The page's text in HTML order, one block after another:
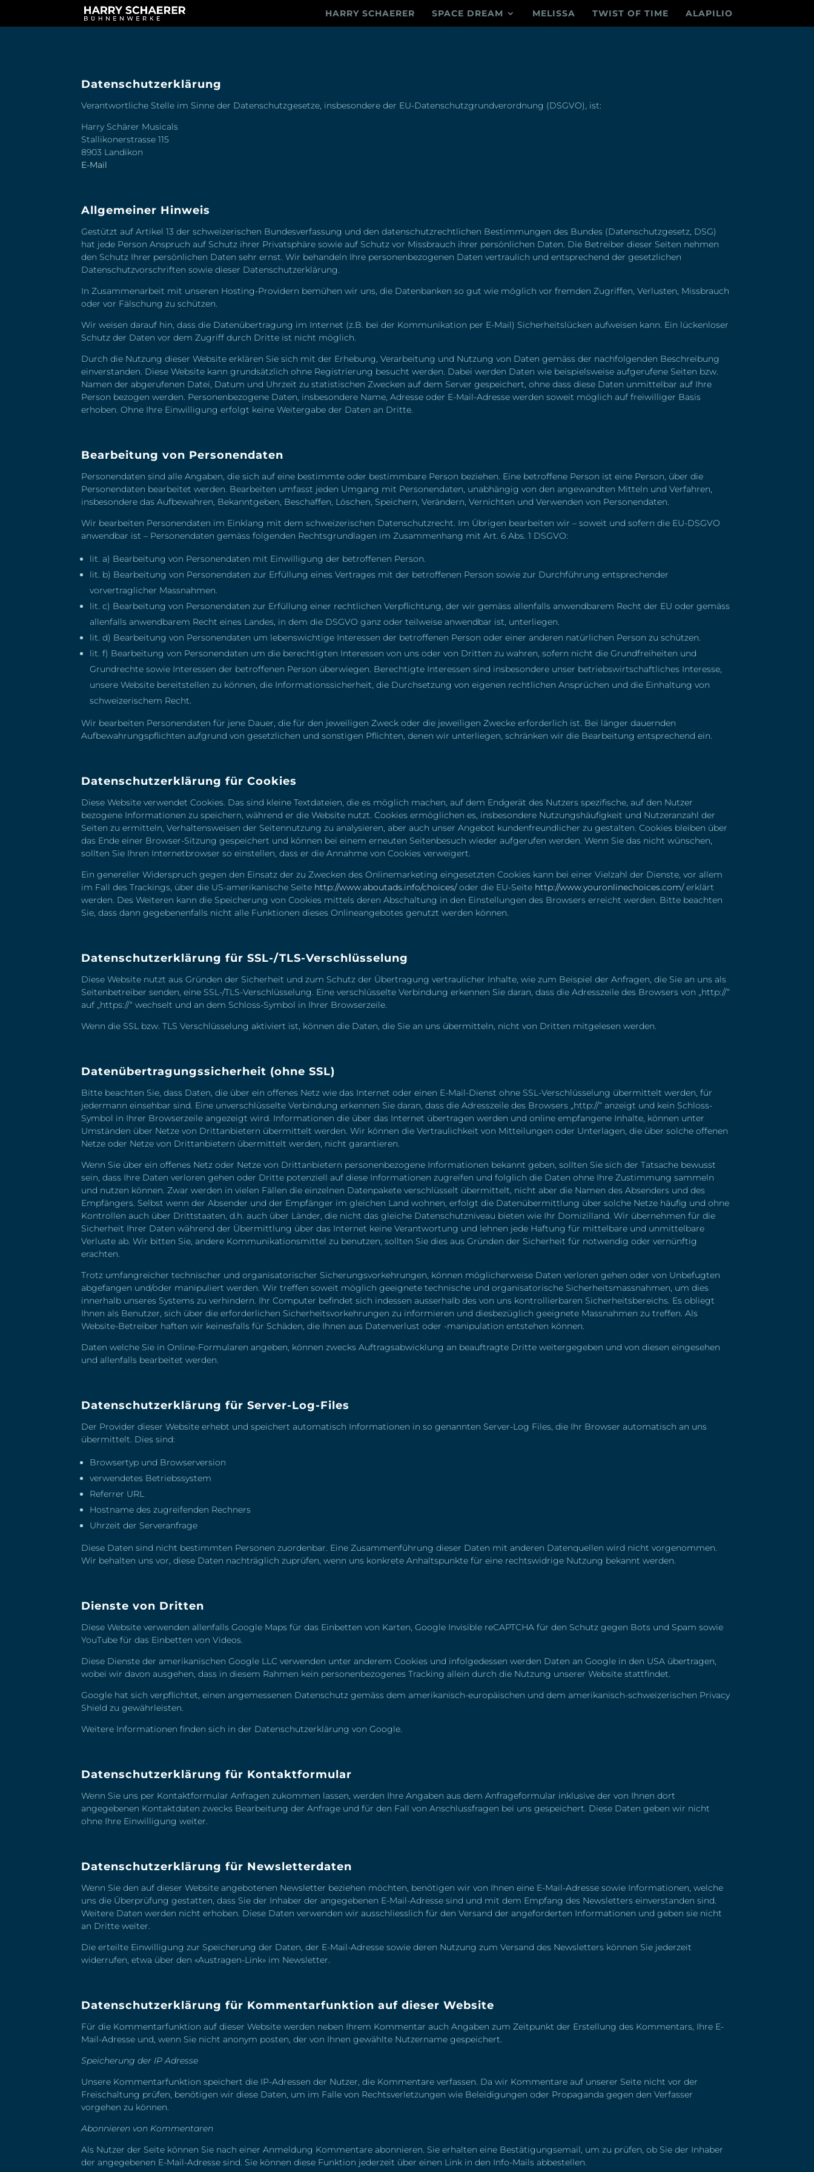
HARRY SCHAERER SPACE DREAM MELISSA TWIST OF TIME ALAPILIO
Datenschutzerklärung
Verantwortliche Stelle im Sinne der Datenschutzgesetze, insbesondere der EU-Datenschutzgrundverordnung (DSGVO), ist:
Harry Schärer Musicals
Stallikonerstrasse 115
8903 Landikon
E-Mail
Allgemeiner Hinweis
Gestützt auf Artikel 13 der schweizerischen Bundesverfassung und den datenschutzrechtlichen Bestimmungen des Bundes (Datenschutzgesetz, DSG)
hat jede Person Anspruch auf Schutz ihrer Privatsphäre sowie auf Schutz vor Missbrauch ihrer persönlichen Daten. Die Betreiber dieser Seiten nehmen
den Schutz Ihrer persönlichen Daten sehr ernst. Wir behandeln Ihre personenbezogenen Daten vertraulich und entsprechend der gesetzlichen
Datenschutzvorschriften sowie dieser Datenschutzerklärung.
In Zusammenarbeit mit unseren Hosting-Providern bemühen wir uns, die Datenbanken so gut wie möglich vor fremden Zugriffen, Verlusten, Missbrauch
oder vor Fälschung zu schützen.
Wir weisen darauf hin, dass die Datenübertragung im Internet (z.B. bei der Kommunikation per E-Mail) Sicherheitslücken aufweisen kann. Ein lückenloser
Schutz der Daten vor dem Zugriff durch Dritte ist nicht möglich.
Durch die Nutzung dieser Website erklären Sie sich mit der Erhebung, Verarbeitung und Nutzung von Daten gemäss der nachfolgenden Beschreibung
einverstanden. Diese Website kann grundsätzlich ohne Registrierung besucht werden. Dabei werden Daten wie beispielsweise aufgerufene Seiten bzw.
Namen der abgerufenen Datei, Datum und Uhrzeit zu statistischen Zwecken auf dem Server gespeichert, ohne dass diese Daten unmittelbar auf Ihre
Person bezogen werden. Personenbezogene Daten, insbesondere Name, Adresse oder E-Mail-Adresse werden soweit möglich auf freiwilliger Basis
erhoben. Ohne Ihre Einwilligung erfolgt keine Weitergabe der Daten an Dritte.
Bearbeitung von Personendaten
Personendaten sind alle Angaben, die sich auf eine bestimmte oder bestimmbare Person beziehen. Eine betroffene Person ist eine Person, über die
Personendaten bearbeitet werden. Bearbeiten umfasst jeden Umgang mit Personendaten, unabhängig von den angewandten Mitteln und Verfahren,
insbesondere das Aufbewahren, Bekanntgeben, Beschaffen, Löschen, Speichern, Verändern, Vernichten und Verwenden von Personendaten.
Wir bearbeiten Personendaten im Einklang mit dem schweizerischen Datenschutzrecht. Im Übrigen bearbeiten wir – soweit und sofern die EU-DSGVO
anwendbar ist – Personendaten gemäss folgenden Rechtsgrundlagen im Zusammenhang mit Art. 6 Abs. 1 DSGVO:
lit. a) Bearbeitung von Personendaten mit Einwilligung der betroffenen Person.
lit. b) Bearbeitung von Personendaten zur Erfüllung eines Vertrages mit der betroffenen Person sowie zur Durchführung entsprechender
vorvertraglicher Massnahmen.
lit. c) Bearbeitung von Personendaten zur Erfüllung einer rechtlichen Verpflichtung, der wir gemäss allenfalls anwendbarem Recht der EU oder gemäss
allenfalls anwendbarem Recht eines Landes, in dem die DSGVO ganz oder teilweise anwendbar ist, unterliegen.
lit. d) Bearbeitung von Personendaten um lebenswichtige Interessen der betroffenen Person oder einer anderen natürlichen Person zu schützen.
lit. f) Bearbeitung von Personendaten um die berechtigten Interessen von uns oder von Dritten zu wahren, sofern nicht die Grundfreiheiten und
Grundrechte sowie Interessen der betroffenen Person überwiegen. Berechtigte Interessen sind insbesondere unser betriebswirtschaftliches Interesse,
unsere Website bereitstellen zu können, die Informationssicherheit, die Durchsetzung von eigenen rechtlichen Ansprüchen und die Einhaltung von
schweizerischem Recht.
Wir bearbeiten Personendaten für jene Dauer, die für den jeweiligen Zweck oder die jeweiligen Zwecke erforderlich ist. Bei länger dauernden
Aufbewahrungspflichten aufgrund von gesetzlichen und sonstigen Pflichten, denen wir unterliegen, schränken wir die Bearbeitung entsprechend ein.
Datenschutzerklärung für Cookies
Diese Website verwendet Cookies. Das sind kleine Textdateien, die es möglich machen, auf dem Endgerät des Nutzers spezifische, auf den Nutzer
bezogene Informationen zu speichern, während er die Website nutzt. Cookies ermöglichen es, insbesondere Nutzungshäufigkeit und Nutzeranzahl der
Seiten zu ermitteln, Verhaltensweisen der Seitennutzung zu analysieren, aber auch unser Angebot kundenfreundlicher zu gestalten.Cookies bleiben über
das Ende einer Browser-Sitzung gespeichert und können bei einem erneuten Seitenbesuch wieder aufgerufen werden. Wenn Sie das nicht wünschen,
sollten Sie Ihren Internetbrowser so einstellen, dass er die Annahme von Cookies verweigert.
Ein genereller Widerspruch gegen den Einsatz der zu Zwecken des Onlinemarketing eingesetzten Cookies kann bei einer Vielzahl der Dienste, vor allem
im Fall des Trackings, über die US-amerikanische Seite http://www.aboutads.info/choices/oder die EU-Seite http://www.youronlinechoices.com/erklärt
werden. Des Weiteren kann die Speicherung von Cookies mittels deren Abschaltung in den Einstellungen des Browsers erreicht werden. Bitte beachten
Sie, dass dann gegebenenfalls nicht alle Funktionen dieses Onlineangebotes genutzt werden können.
Datenschutzerklärung für SSL-/TLS-Verschlüsselung
Diese Website nutzt aus Gründen der Sicherheit und zum Schutz der Übertragung vertraulicher Inhalte, wie zum Beispiel der Anfragen, die Sie an uns als
Seitenbetreiber senden, eine SSL-/TLS-Verschlüsselung. Eine verschlüsselte Verbindung erkennen Sie daran, dass die Adresszeile des Browsers von „http://“
auf „https://“ wechselt und an dem Schloss-Symbol in Ihrer Browserzeile.
Wenn die SSL bzw. TLS Verschlüsselung aktiviert ist, können die Daten, die Sie an uns übermitteln, nicht von Dritten mitgelesen werden.
Datenübertragungssicherheit (ohne SSL)
Bitte beachten Sie, dass Daten, die über ein offenes Netz wie das Internet oder einen E-Mail-Dienst ohne SSL-Verschlüsselung übermittelt werden, für
jedermann einsehbar sind. Eine unverschlüsselte Verbindung erkennen Sie daran, dass die Adresszeile des Browsers „http://“ anzeigt und kein Schloss-
Symbol in Ihrer Browserzeile angezeigt wird. Informationen die über das Internet übertragen werden und online empfangene Inhalte, können unter
Umständen über Netze von Drittanbietern übermittelt werden. Wir können die Vertraulichkeit von Mitteilungen oder Unterlagen, die über solche offenen
Netze oder Netze von Drittanbietern übermittelt werden, nicht garantieren.
Wenn Sie über ein offenes Netz oder Netze von Drittanbietern personenbezogene Informationen bekannt geben, sollten Sie sich der Tatsache bewusst
sein, dass Ihre Daten verloren gehen oder Dritte potenziell auf diese Informationen zugreifen und folglich die Daten ohne Ihre Zustimmung sammeln
und nutzen können. Zwar werden in vielen Fällen die einzelnen Datenpakete verschlüsselt übermittelt, nicht aber die Namen des Absenders und des
Empfängers. Selbst wenn der Absender und der Empfänger im gleichen Land wohnen, erfolgt die Datenübermittlung über solche Netze häufig und ohne
Kontrollen auch über Drittstaaten, d.h. auch über Länder, die nicht das gleiche Datenschutzniveau bieten wie Ihr Domizilland. Wir übernehmen für die
Sicherheit Ihrer Daten während der Übermittlung über das Internet keine Verantwortung und lehnen jede Haftung für mittelbare und unmittelbare
Verluste ab. Wir bitten Sie, andere Kommunikationsmittel zu benutzen, sollten Sie dies aus Gründen der Sicherheit für notwendig oder vernünftig
erachten.
Trotz umfangreicher technischer und organisatorischer Sicherungsvorkehrungen, können möglicherweise Daten verloren gehen oder von Unbefugten
abgefangen und/oder manipuliert werden. Wir treffen soweit möglich geeignete technische und organisatorische Sicherheitsmassnahmen, um dies
innerhalb unseres Systems zu verhindern. Ihr Computer befindet sich indessen ausserhalb des von uns kontrollierbaren Sicherheitsbereichs. Es obliegt
Ihnen als Benutzer, sich über die erforderlichen Sicherheitsvorkehrungen zu informieren und diesbezüglich geeignete Massnahmen zu treffen. Als
Website-Betreiber haften wir keinesfalls für Schäden, die Ihnen aus Datenverlust oder -manipulation entstehen können.
Daten welche Sie in Online-Formularen angeben, können zwecks Auftragsabwicklung an beauftragte Dritte weitergegeben und von diesen eingesehen
und allenfalls bearbeitet werden.
Datenschutzerklärung für Server-Log-Files
Der Provider dieser Website erhebt und speichert automatisch Informationen in so genannten Server-Log Files, die Ihr Browser automatisch an uns
übermittelt. Dies sind:
Browsertyp und Browserversion
verwendetes Betriebssystem
Referrer URL
Hostname des zugreifenden Rechners
Uhrzeit der Serveranfrage
Diese Daten sind nicht bestimmten Personen zuordenbar. Eine Zusammenführung dieser Daten mit anderen Datenquellen wird nicht vorgenommen.
Wir behalten uns vor, diese Daten nachträglich zuprüfen, wenn uns konkrete Anhaltspunkte für eine rechtswidrige Nutzung bekannt werden.
Dienste von Dritten
Diese Website verwenden allenfalls Google Maps für das Einbetten von Karten, Google Invisible reCAPTCHA für den Schutz gegen Bots und Spam sowie
YouTube für das Einbetten von Videos.
Diese Dienste der amerikanischen Google LLC verwenden unter anderem Cookies und infolgedessen werden Daten an Google in den USA übertragen,
wobei wir davon ausgehen, dass in diesem Rahmen kein personenbezogenes Tracking allein durch die Nutzung unserer Website stattfindet.
Google hat sich verpflichtet, einen angemessenen Datenschutz gemäss dem amerikanisch-europäischen und dem amerikanisch-schweizerischen Privacy
Shield zu gewährleisten.
Weitere Informationen finden sich in der Datenschutzerklärung von Google.
Datenschutzerklärung für Kontaktformular
Wenn Sie uns per Kontaktformular Anfragen zukommen lassen, werden Ihre Angaben aus dem Anfrageformular inklusive der von Ihnen dort
angegebenen Kontaktdaten zwecks Bearbeitung der Anfrage und für den Fall von Anschlussfragen bei uns gespeichert. Diese Daten geben wir nicht
ohne Ihre Einwilligung weiter.
Datenschutzerklärung für Newsletterdaten
Wenn Sie den auf dieser Website angebotenen Newsletter beziehen möchten, benötigen wir von Ihnen eine E-Mail-Adresse sowie Informationen, welche
uns die Überprüfung gestatten, dass Sie der Inhaber der angegebenen E-Mail-Adresse sind und mit dem Empfang des Newsletters einverstanden sind.
Weitere Daten werden nicht erhoben. Diese Daten verwenden wir ausschliesslich für den Versand der angeforderten Informationen und geben sie nicht
an Dritte weiter.
Die erteilte Einwilligung zur Speicherung der Daten, der E-Mail-Adresse sowie deren Nutzung zum Versand des Newsletters können Sie jederzeit
widerrufen, etwa über den «Austragen-Link» im Newsletter.
Datenschutzerklärung für Kommentarfunktion auf dieser Website
Für die Kommentarfunktion auf dieser Website werden neben Ihrem Kommentar auch Angaben zum Zeitpunkt der Erstellung des Kommentars, Ihre E-
Mail-Adresse und, wenn Sie nicht anonym posten, der von Ihnen gewählte Nutzername gespeichert.
Speicherung der IP Adresse
Unsere Kommentarfunktion speichert die IP-Adressen der Nutzer, die Kommentare verfassen. Da wir Kommentare auf unserer Seite nicht vor der
Freischaltung prüfen, benötigen wir diese Daten, um im Falle von Rechtsverletzungen wie Beleidigungen oder Propaganda gegen den Verfasser
vorgehen zu können.
Abonnieren von Kommentaren
Als Nutzer der Seite können Sie nach einer Anmeldung Kommentare abonnieren. Sie erhalten eine Bestätigungsemail, um zu prüfen, ob Sie der Inhaber
der angegebenen E-Mail-Adresse sind. Sie können diese Funktion jederzeit über einen Link in den Info-Mails abbestellen.